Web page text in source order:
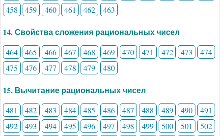
458
459 460 461 462 463
14. Свойства сложения рациональных чисел
464 465 466 467 468 469 470 471 472 473
474
475
476 477 478 479 480
15. Вычитание рациональных чисел
481 482 483 484 485 486 487 488 489 490
491
492
493 494 495 496 497 498 499 500 501
502